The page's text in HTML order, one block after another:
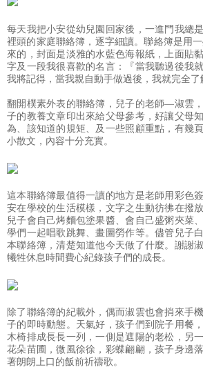
每天我把小安從幼兒園回家後，一進門我總
裡頭的家庭聯絡簿，逐字細讀。聯絡簿是用
來的，封面是淡雅的水藍色海報紙，上面貼
字及一段我很喜歡的名言：『當我聽過後我
我將記得，當我親自動手做過後，我就完全了
翻開樸素外表的聯絡簿，兒子的老師—淑雲
子的教養文章印出來給父母參考，好讓父母
為、該知道的規矩、及一些照顧重點，有幾
小散文，內容十分充實。
這本聯絡簿最值得一讀的地方是老師用彩色
安在學校的生活模樣，文字之生動彷彿在撥
兒子會自己烤麵包塗果醬、會自己盛粥夾菜
學們一起唱歌跳舞、畫圖勞作等。儘管兒子
本聯絡簿，清楚知道他今天做了什麼。謝謝
犧牲休息時間費心紀錄孩子們的成長。
除了聯絡簿的紀載外，偶而淑雲也會捎來手
子的即時動態。天氣好，孩子們到院子用餐
木椅排成長長一列，一側是遮陽的老松，另
花朵苗圃，微風徐徐，彩蝶翩翩，孩子身邊
著朗朗上口的飯前祈禱歌。